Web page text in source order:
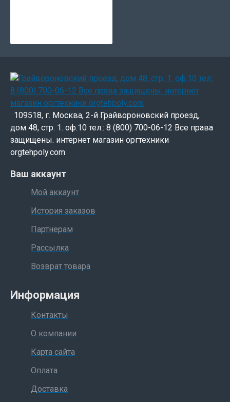
109518, г. Москва, 2-й Грайвороновский проезд,
дом 48, стр. 1. оф.10 тел.: 8 (800) 700-06-12 Все права
защищены. интернет магазин оргтехники
orgtehpoly.com
Ваш аккаунт
Мой аккаунт
История заказов
Партнерам
Рассылка
Возврат товара
Информация
Контакты
О компании
Карта сайта
Оплата
Доставка